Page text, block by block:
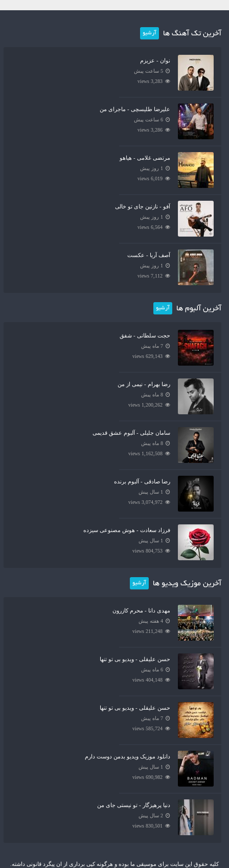
آخرین تک آهنگ ها آرشیو
نوان - عزیزم
5 ساعت پیش
3,283 views
علیرضا طلیسچی - ماجرای من
6 ساعت پیش
3,286 views
مرتضی غلامی - هیاهو
1 روز پیش
6,019 views
آفو - نازنین جای تو خالی
1 روز پیش
6,564 views
آصف آریا - عکست
1 روز پیش
7,112 views
آخرین آلبوم ها آرشیو
حجت سلطانی - شفق
7 ماه پیش
629,143 views
رضا بهرام - نیمی از من
8 ماه پیش
1,200,262 views
سامان جلیلی - آلبوم عشق قدیمی
8 ماه پیش
1,162,508 views
رضا صادقی - آلبوم برنده
1 سال پیش
3,074,972 views
فرزاد سعادت - هوش مصنوعی سیزده
1 سال پیش
804,753 views
آخرین موزیک ویدیو ها آرشیو
مهدی دانا - محرم کازرون
4 هفته پیش
211,248 views
حسن علیقلی - ویدیو بی تو تنها
6 ماه پیش
404,148 views
حسن علیقلی - ویدیو بی تو تنها
7 ماه پیش
585,724 views
دانلود موزیک ویدیو بدمن دوست دارم
1 سال پیش
690,982 views
دنیا پرهیزگار - تو نیستی جای من
2 سال پیش
830,501 views
کلیه حقوق این سایت برای موسیقی ما بوده و هرگونه کپی برداری از ان پیگرد قانونی داشته.